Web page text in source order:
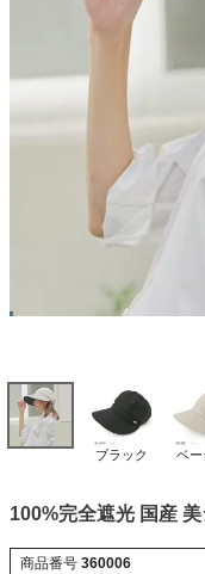
ブラック ベー
100%完全遮光 国産
商品番号 360006